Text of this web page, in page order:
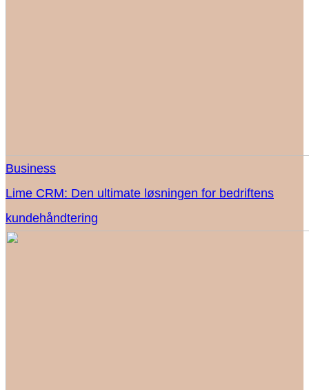
Business
Lime CRM: Den ultimate løsningen for bedriftens
kundehåndtering